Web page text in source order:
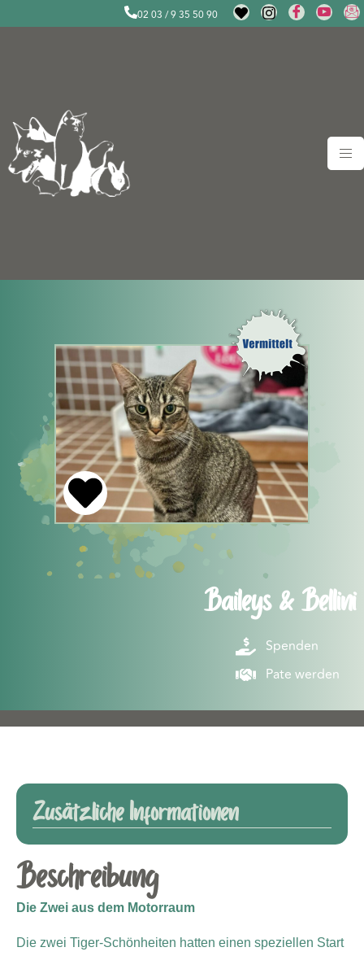
02 03 / 9 35 50 90
Baileys & Bellini
Spenden
Pate werden
Zusätzliche Informationen
Beschreibung
Die Zwei aus dem Motorraum
Die zwei Tiger-Schönheiten hatten einen speziellen Start